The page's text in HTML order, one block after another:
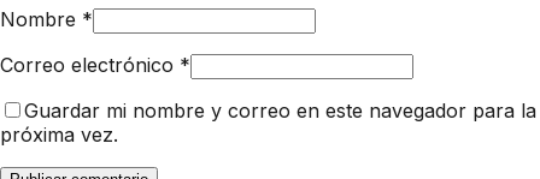
Nombre *
Correo electrónico *
Guardar mi nombre y correo en este navegador para la
próxima vez.